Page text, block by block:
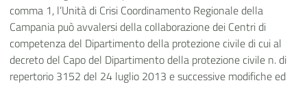
comma 1, l’Unità di Crisi Coordinamento Regionale della
Campania può avvalersi della collaborazione dei Centri di
competenza del Dipartimento della protezione civile di cui al
decreto del Capo del Dipartimento della protezione civile n. di
repertorio 3152 del 24 luglio 2013 e successive modifiche ed